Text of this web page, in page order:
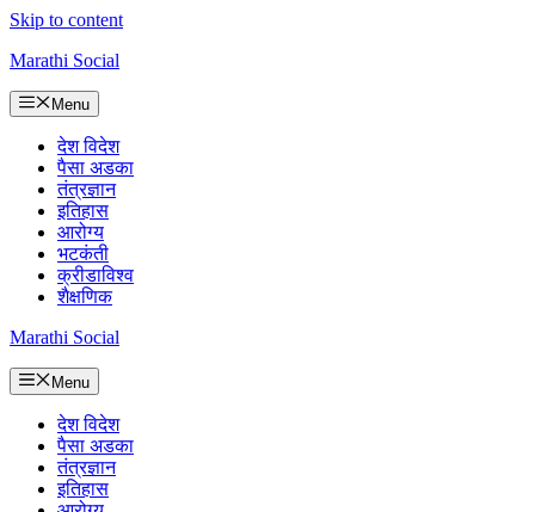
Skip to content
Marathi Social
Menu
देश विदेश
पैसा अडका
तंत्रज्ञान
इतिहास
आरोग्य
भटकंती
क्रीडाविश्व
शैक्षणिक
Marathi Social
Menu
देश विदेश
पैसा अडका
तंत्रज्ञान
इतिहास